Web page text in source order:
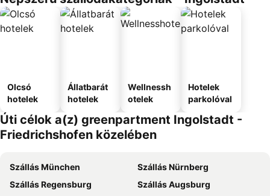
Olcsó
hotelek
Állatbarát
hotelek
Wellnessh
otelek
Hotelek
parkolóval
Úti célok a(z) greenpartment Ingolstadt -
Friedrichshofen közelében
Szállás München
Szállás Nürnberg
Szállás Regensburg
Szállás Augsburg